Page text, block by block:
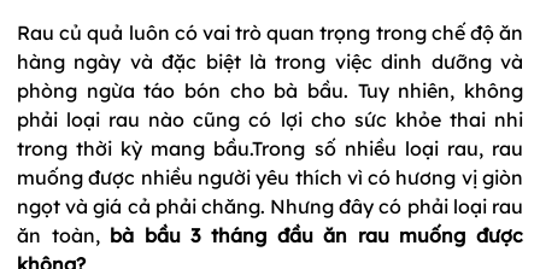
Rau củ quả luôn có vai trò quan trọng trong chế độ ăn
hàng ngày và đặc biệt là trong việc dinh dưỡng và
phòng ngừa táo bón cho bà bầu. Tuy nhiên, không
phải loại rau nào cũng có lợi cho sức khỏe thai nhi
trong thời kỳ mang bầu.Trong số nhiều loại rau, rau
muống được nhiều người yêu thích vì có hương vị giòn
ngọt và giá cả phải chăng. Nhưng đây có phải loại rau
ăn toàn, bà bầu 3 tháng đầu ăn rau muống được
không?